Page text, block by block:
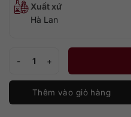
Xuất xứ
Hà Lan
Thêm vào giỏ hàng